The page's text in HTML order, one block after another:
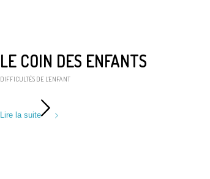
LE COIN DES ENFANTS
DIFFICULTÉS DE L'ENFANT
Lire la suite